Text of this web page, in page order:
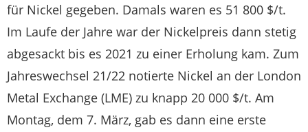
für Nickel gegeben. Damals waren es 51 800 $/t.
Im Laufe der Jahre war der Nickelpreis dann stetig
abgesackt bis es 2021 zu einer Erholung kam. Zum
Jahreswechsel 21/22 notierte Nickel an der London
Metal Exchange (LME) zu knapp 20 000 $/t. Am
Montag, dem 7. März, gab es dann eine erste